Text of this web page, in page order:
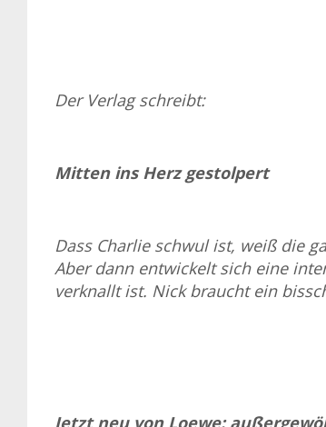
Der Verlag schreibt:
Mitten ins Herz gestolpert
Dass Charlie schwul ist, weiß die
Aber dann entwickelt sich eine
verknallt ist. Nick braucht ein
Jetzt neu von Loewe: